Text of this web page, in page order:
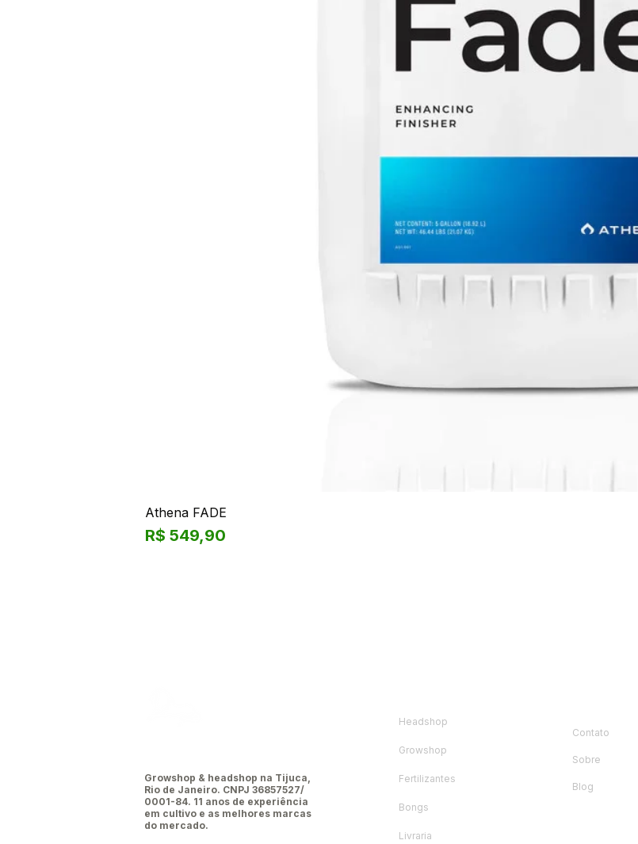
Athena FADE
Preço
R$ 549,90
Growshop & headshop na Tijuca,
Rio de Janeiro. CNPJ 36857527/
0001-84. 11 anos de experiência
em cultivo e as melhores marcas
do mercado.
Headshop
Growshop
Fertilizantes
Bongs
Livraria
Contato
Sobre
Blog